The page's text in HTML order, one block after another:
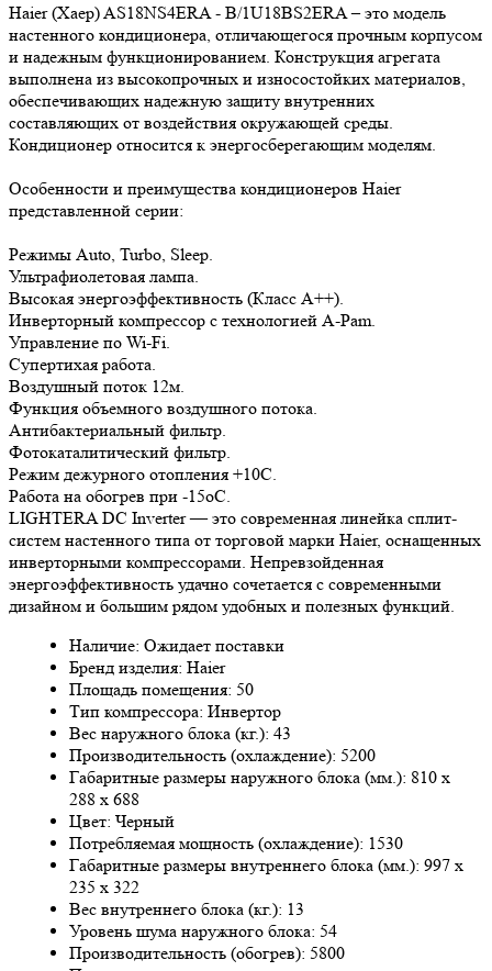
Haier (Хаер) AS18NS4ERA - B/1U18BS2ERA – это модель
настенного кондиционера, отличающегося прочным корпусом
и надежным функционированием. Конструкция агрегата
выполнена из высокопрочных и износостойких материалов,
обеспечивающих надежную защиту внутренних
составляющих от воздействия окружающей среды.
Кондиционер относится к энергосберегающим моделям.
Особенности и преимущества кондиционеров Haier
представленной серии:
Режимы Auto, Turbo, Sleep.
Ультрафиолетовая лампа.
Высокая энергоэффективность (Класс А++).
Инверторный компрессор с технологией A-Pam.
Управление по Wi-Fi.
Супертихая работа.
Воздушный поток 12м.
Функция объемного воздушного потока.
Антибактериальный фильтр.
Фотокаталитический фильтр.
Режим дежурного отопления +10С.
Работа на обогрев при -15оС.
LIGHTERA DC Inverter — это современная линейка сплит-
систем настенного типа от торговой марки Haier, оснащенных
инверторными компрессорами. Непревзойденная
энергоэффективность удачно сочетается с современными
дизайном и большим рядом удобных и полезных функций.
Наличие: Ожидает поставки
Бренд изделия: Haier
Площадь помещения: 50
Тип компрессора: Инвертор
Вес наружного блока (кг.): 43
Производительность (охлаждение): 5200
Габаритные размеры наружного блока (мм.): 810 х
288 х 688
Цвет: Черный
Потребляемая мощность (охлаждение): 1530
Габаритные размеры внутреннего блока (мм.): 997 х
235 х 322
Вес внутреннего блока (кг.): 13
Уровень шума наружного блока: 54
Производительность (обогрев): 5800